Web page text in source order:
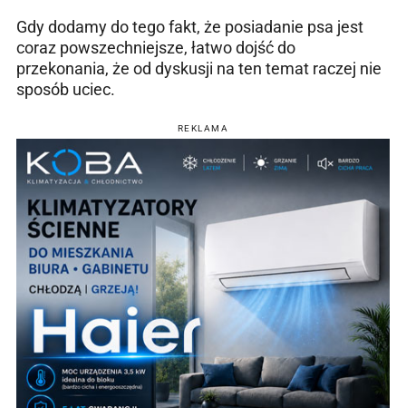
Gdy dodamy do tego fakt, że posiadanie psa jest
coraz powszechniejsze, łatwo dojść do
przekonania, że od dyskusji na ten temat raczej nie
sposób uciec.
REKLAMA